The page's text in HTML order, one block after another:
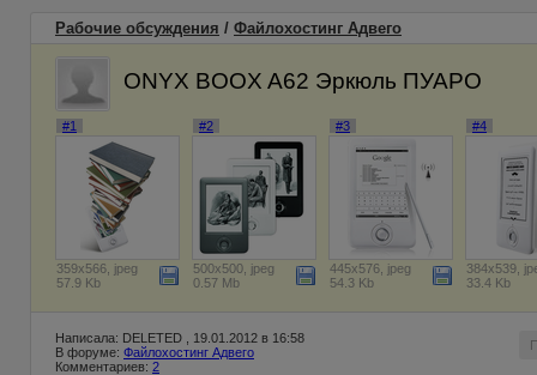
Рабочие обсуждения / Файлохостинг Адвего
ONYX BOOX A62 Эркюль ПУАРО
#1
359x566, jpeg
57.9 Kb
#2
500x500, jpeg
0.57 Mb
#3
445x576, jpeg
54.3 Kb
#4
384x539,
33.4 Kb
Написала: DELETED , 19.01.2012 в 16:58
В форуме: Файлохостинг Адвего
Комментариев: 2